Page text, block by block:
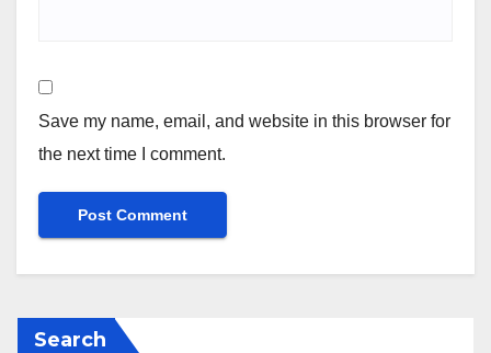
Save my name, email, and website in this browser for
the next time I comment.
Search